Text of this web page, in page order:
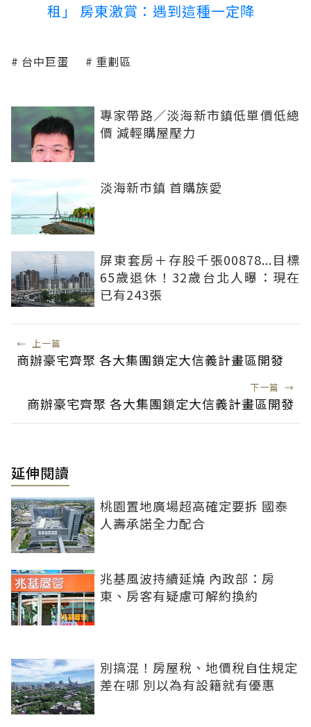
租」 房東激賞：遇到這種一定降
台中巨蛋 重劃區
專家帶路／淡海新市鎮低單價低總
價 減輕購屋壓力
淡海新市鎮 首購族愛
屏東套房＋存股千張00878...目標
65歲退休！32歲台北人曝：現在
已有243張
← 上一篇
商辦豪宅齊聚 各大集團鎖定大信義計畫區開發
下一篇 →
商辦豪宅齊聚 各大集團鎖定大信義計畫區開發
延伸閱讀
桃園置地廣場超高確定要拆 國泰
人壽承諾全力配合
兆基風波持續延燒 內政部：房
東、房客有疑慮可解約換約
別搞混！房屋稅、地價稅自住規定
差在哪 別以為有設籍就有優惠